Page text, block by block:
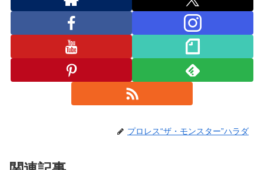
プロレス“ザ・モンスター”ハラダ